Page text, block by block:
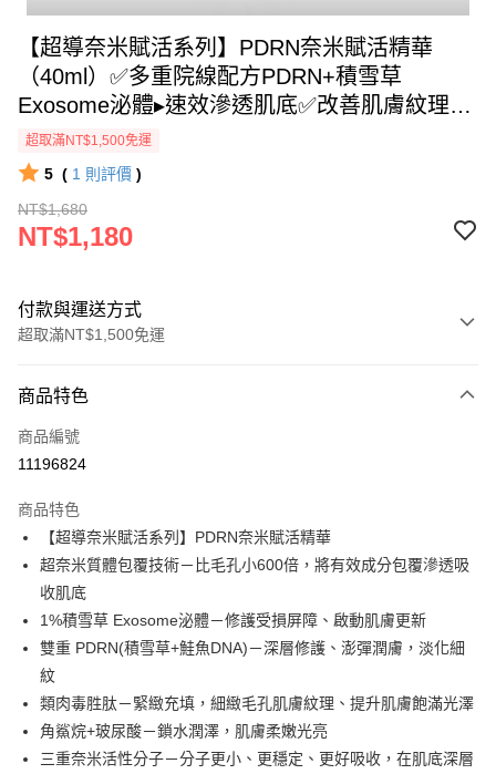
【超導奈米賦活系列】PDRN奈米賦活精華
（40ml）✅多重院線配方PDRN+積雪草
Exosome泌體▸速效滲透肌底✅改善肌膚紋理
+延緩衰老✅緊緻潤彈+由內到外澎潤延伸
@【BeautyWa美麗娃】
超取滿NT$1,500免運
5 ( 1 則評價 )
NT$1,680
NT$1,180
付款與運送方式
超取滿NT$1,500免運
信用卡一次付款
信用卡分期付款
合作金庫商業銀行
華南商業銀行
彰化商業銀行
上海商業儲蓄銀行
台北富邦商業銀行
國泰世華商業銀行
臺灣中小企業銀行
台中商業銀行
匯豐（台灣）商業銀行
華泰商業銀行
聯邦商業銀行
遠東國際商業銀行
元大商業銀行
玉山商業銀行
星展（台灣）商業銀行
台新國際商業銀行
中國信託商業銀行
台灣樂天信用卡公司
6 期 0 利率 每期
華南商業銀行
彰化商業銀行
上海商業儲蓄銀行
國泰世華商業銀行
兆豐國際商業銀行
臺灣中小企業銀行
台中商業銀行
匯豐（台灣）商業銀行
聯邦商業銀行
遠東國際商業銀行
元大商業銀行
永豐商業銀行
玉山商業銀行
星展（台灣）商業銀行
台新國際商業銀行
中國信託商業銀行
超商取貨付款
LINE Pay
Apple Pay
街口支付
悠遊付
Google Pay
商品特色
商品編號
11196824
商品特色
【超導奈米賦活系列】PDRN奈米賦活精華
超奈米質體包覆技術－比毛孔小600倍，將有效成分包覆滲透吸
收肌底
1%積雪草 Exosome泌體－修護受損屏障、啟動肌膚更新
雙重 PDRN(積雪草+鮭魚DNA)－深層修護、澎彈潤膚，淡化細
紋
類肉毒胜肽－緊緻充填，細緻毛孔肌膚紋理、提升肌膚飽滿光澤
角鯊烷+玻尿酸－鎖水潤澤，肌膚柔嫩光亮
三重奈米活性分子－分子更小、更穩定、更好吸收，在肌底深層